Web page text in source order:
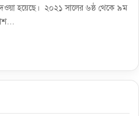
হয়েছে। ২০২১ সালের ৬ষ্ঠ থেকে ৯ম